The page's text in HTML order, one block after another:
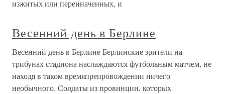
изжитых или переиначенных, и
Весенний день в Берлине
Весенний день в Берлине Берлинские зрители на
трибунах стадиона наслаждаются футбольным матчем, не
находя в таком времяпрепровождении ничего
необычного. Солдаты из провинции, которых